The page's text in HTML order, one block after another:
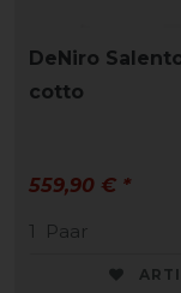
DeNiro
cotto
559,90 € *
1
Paar